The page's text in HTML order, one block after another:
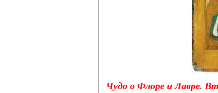
Чудо о Флоре и Лавре.